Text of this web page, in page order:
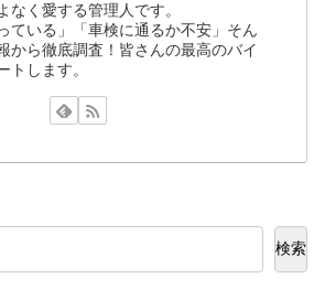
なく愛する管理人です。
ている」「車検に通るか不安」そん
から徹底調査！皆さんの最高のバイ
トします。
検索